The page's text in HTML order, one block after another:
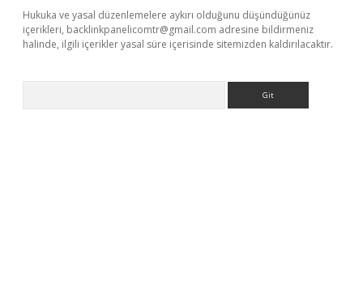
Hukuka ve yasal düzenlemelere aykırı olduğunu düşündüğünüz
içerikleri, backlinkpanelicomtr@gmail.com adresine bildirmeniz
halinde, ilgili içerikler yasal süre içerisinde sitemizden kaldırılacaktır.